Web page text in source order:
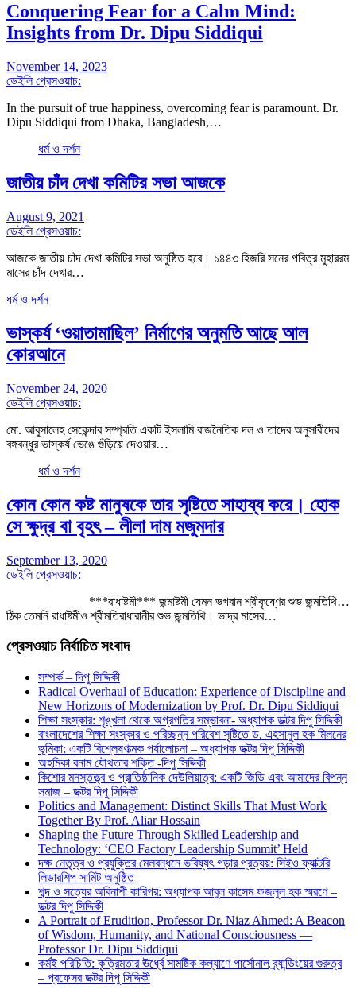
Conquering Fear for a Calm Mind:
Insights from Dr. Dipu Siddiqui
November 14, 2023
ডেইলি প্রেসওয়াচ:
In the pursuit of true happiness, overcoming fear is paramount. Dr.
Dipu Siddiqui from Dhaka, Bangladesh,…
ধর্ম ও দর্শন
জাতীয় চাঁদ দেখা কমিটির সভা আজকে
August 9, 2021
ডেইলি প্রেসওয়াচ:
আজকে জাতীয় চাঁদ দেখা কমিটির সভা অনুষ্ঠিত হবে। ১৪৪৩ হিজরি সনের পবিত্র মুহাররম
মাসের চাঁদ দেখার…
ধর্ম ও দর্শন
ভাস্কর্য ‘ওয়াতামাছিল’ নির্মাণের অনুমতি আছে আল
কোরআনে
November 24, 2020
ডেইলি প্রেসওয়াচ:
মো. আবুসালেহ সেকেন্দার সম্প্রতি একটি ইসলামি রাজনৈতিক দল ও তাদের অনুসারীদের
বঙ্গবন্ধুর ভাস্কর্য ভেঙে গুঁড়িয়ে দেওয়ার…
ধর্ম ও দর্শন
কোন কোন কষ্ট মানুষকে তার সৃষ্টিতে সাহায্য করে। হোক
সে ক্ষুদ্র বা বৃহৎ – লীলা দাম মজুমদার
September 13, 2020
ডেইলি প্রেসওয়াচ:
***রাধাষ্টমী*** জন্মাষ্টমী যেমন ভগবান শ্রীকৃষ্ণের শুভ জন্মতিথি…
ঠিক তেমনি রাধাষ্টমীও শ্রীমতিরাধারানীর শুভ জন্মতিথি। ভাদ্র মাসের…
প্রেসওয়াচ নির্বাচিত সংবাদ
সম্পর্ক – দিপু সিদ্দিকী
Radical Overhaul of Education: Experience of Discipline and
New Horizons of Modernization by Prof. Dr. Dipu Siddiqui
শিক্ষা সংস্কার: শৃঙ্খলা থেকে অগ্রগতির সম্ভাবনা- অধ্যাপক ডক্টর দিপু সিদ্দিকী
বাংলাদেশের শিক্ষা সংস্কার ও পরিচ্ছন্ন পরিবেশ সৃষ্টিতে ড. এহসানুল হক মিলনের
ভূমিকা: একটি বিশ্লেষণাত্মক পর্যালোচনা – অধ্যাপক ডক্টর দিপু সিদ্দিকী
অহমিকা বনাম যৌথতার শক্তি -দিপু সিদ্দিকী
কিশোর মনস্তত্ত্ব ও প্রাতিষ্ঠানিক দেউলিয়াত্ব: একটি জিডি এবং আমাদের বিপন্ন
সমাজ – ডক্টর দিপু সিদ্দিকী
Politics and Management: Distinct Skills That Must Work
Together By Prof. Aliar Hossain
Shaping the Future Through Skilled Leadership and
Technology: ‘CEO Factory Leadership Summit’ Held
দক্ষ নেতৃত্ব ও প্রযুক্তির মেলবন্ধনে ভবিষ্যৎ গড়ার প্রত্যয়: সিইও ফ্যাক্টরি
লিডারশিপ সামিট অনুষ্ঠিত
শব্দ ও সত্যের অবিনাশী কারিগর: অধ্যাপক আবুল কাসেম ফজলুল হক স্মরণে –
ডক্টর দিপু সিদ্দিকী
A Portrait of Erudition, Professor Dr. Niaz Ahmed: A Beacon
of Wisdom, Humanity, and National Consciousness —
Professor Dr. Dipu Siddiqui
কর্মই পরিচিতি: কৃত্রিমতার ঊর্ধ্বে সামষ্টিক কল্যাণে পার্সোনাল ব্র্যান্ডিংয়ের গুরুত্ব
– প্রফেসর ডক্টর দিপু সিদ্দিকী